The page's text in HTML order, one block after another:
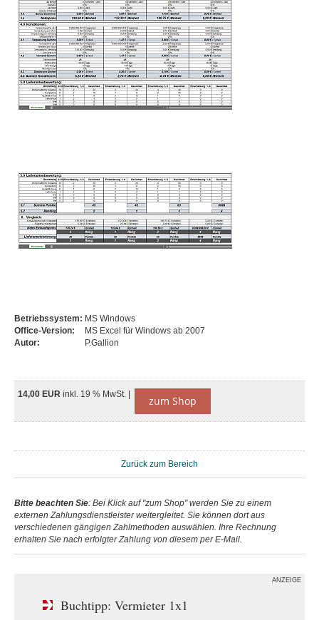
Betriebssystem: MS Windows
Office-Version:
MS Excel für Windows ab 2007
Autor:
P.Gallion
14,00 EUR inkl. 19 % MwSt. | zum Shop
Zurück zum Bereich
Bitte beachten Sie: Bei Klick auf "zum Shop" werden Sie zu einem
externen Zahlungsdienstleister weitergleitet. Sie können dort aus
verschiedenen gängigen Zahlmethoden auswählen. Ihre Rechnung
erhalten Sie nach erfolgter Zahlung von diesem per E-Mail.
ANZEIGE
Buchtipp: Vermieter 1x1